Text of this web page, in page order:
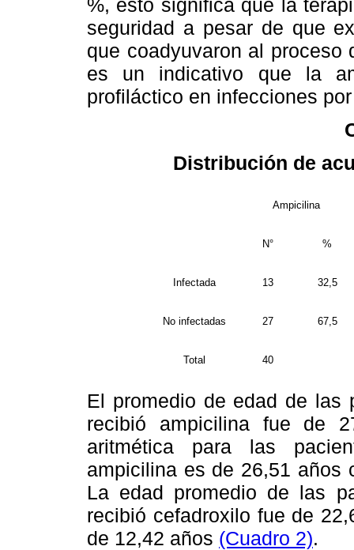
%, esto significa que la
seguridad a pesar de que
que coadyuvaron al proceso
es un indicativo que la
profiláctico en infecciones
Distribución de
Ampicilina
N° %
Infectada 13 32,5
No infectadas 27 67,5
Total 40
El promedio de edad de las
recibió ampicilina fue de
aritmética para las
ampicilina es de 26,51 años
La edad promedio de las
recibió cefadroxilo fue de
de 12,42 años (Cuadro 2).